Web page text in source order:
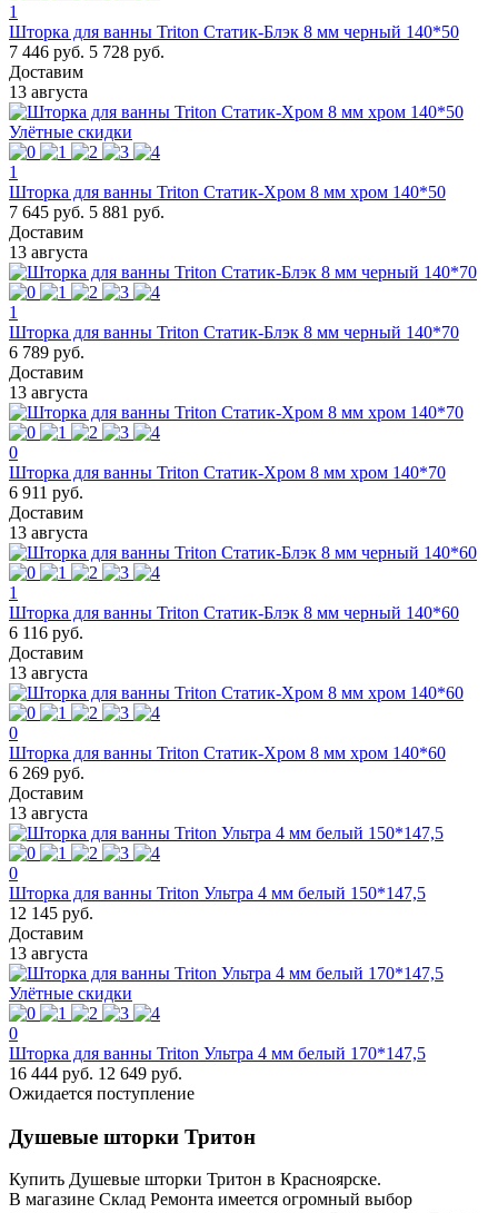
1
Шторка для ванны Triton Статик-Блэк 8 мм черный 140*50
7 446 руб. 5 728 руб.
Доставим
13 августа
Улётные скидки
1
Шторка для ванны Triton Статик-Хром 8 мм хром 140*50
7 645 руб. 5 881 руб.
Доставим
13 августа
1
Шторка для ванны Triton Статик-Блэк 8 мм черный 140*70
6 789 руб.
Доставим
13 августа
0
Шторка для ванны Triton Статик-Хром 8 мм хром 140*70
6 911 руб.
Доставим
13 августа
1
Шторка для ванны Triton Статик-Блэк 8 мм черный 140*60
6 116 руб.
Доставим
13 августа
0
Шторка для ванны Triton Статик-Хром 8 мм хром 140*60
6 269 руб.
Доставим
13 августа
0
Шторка для ванны Triton Ультра 4 мм белый 150*147,5
12 145 руб.
Доставим
13 августа
Улётные скидки
0
Шторка для ванны Triton Ультра 4 мм белый 170*147,5
16 444 руб. 12 649 руб.
Ожидается поступление
Душевые шторки Тритон
Купить Душевые шторки Тритон в Красноярске.
В магазине Склад Ремонта имеется огромный выбор